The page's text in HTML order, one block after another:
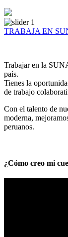
TRABAJA EN
Trabajar en la
país.
Tienes la
de trabajo
Con el talento de
moderna,
peruanos.
¿Cómo creo mi